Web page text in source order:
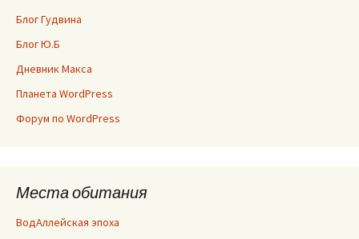
Блог Гудвина
Блог Ю.Б
Дневник Макса
Планета WordPress
Форум по WordPress
Места обитания
ВодАллейская эпоха